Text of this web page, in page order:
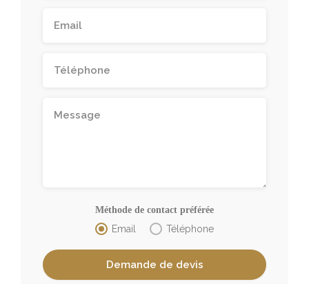
Méthode de contact préférée
Email Téléphone